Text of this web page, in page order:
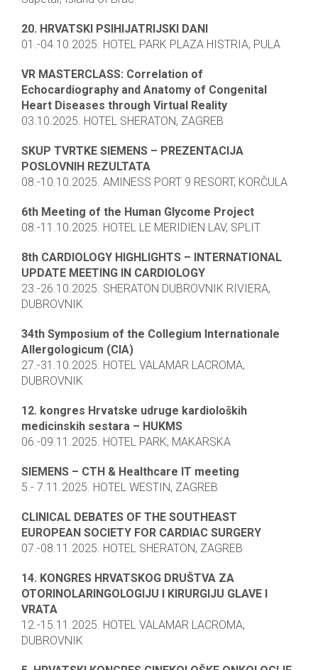
20. HRVATSKI PSIHIJATRIJSKI DANI
01.-04.10.2025. HOTEL PARK PLAZA HISTRIA, PULA
VR MASTERCLASS: Correlation of
Echocardiography and Anatomy of Congenital
Heart Diseases through Virtual Reality
03.10.2025. HOTEL SHERATON, ZAGREB
SKUP TVRTKE SIEMENS – PREZENTACIJA
POSLOVNIH REZULTATA
08.-10.10.2025. AMINESS PORT 9 RESORT, KORČULA
6th Meeting of the Human Glycome Project
08.-11.10.2025. HOTEL LE MERIDIEN LAV, SPLIT
8th CARDIOLOGY HIGHLIGHTS – INTERNATIONAL
UPDATE MEETING IN CARDIOLOGY
23.-26.10.2025. SHERATON DUBROVNIK RIVIERA,
DUBROVNIK
34th Symposium of the Collegium Internationale
Allergologicum (CIA)
27.-31.10.2025. HOTEL VALAMAR LACROMA,
DUBROVNIK
12. kongres Hrvatske udruge kardioloških
medicinskih sestara – HUKMS
06.-09.11.2025. HOTEL PARK, MAKARSKA
SIEMENS – CTH & Healthcare IT meeting
5.- 7.11.2025. HOTEL WESTIN, ZAGREB
CLINICAL DEBATES OF THE SOUTHEAST
EUROPEAN SOCIETY FOR CARDIAC SURGERY
07.-08.11.2025. HOTEL SHERATON, ZAGREB
14. KONGRES HRVATSKOG DRUŠTVA ZA
OTORINOLARINGOLOGIJU I KIRURGIJU GLAVE I
VRATA
12.-15.11.2025. HOTEL VALAMAR LACROMA,
DUBROVNIK